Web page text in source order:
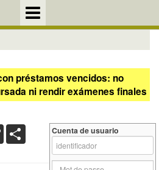
préstamos vencidos: no
ni rendir exámenes finales
Copy
Link
Cuenta de usuario